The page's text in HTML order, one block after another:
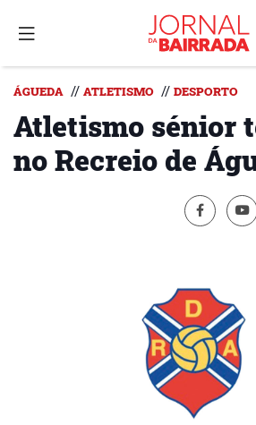
ÁGUEDA // ATLETISMO // DESPORTO
Atletismo sénior
no Recreio de